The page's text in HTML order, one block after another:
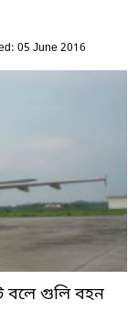
05 June 2016
বলে গুলি বহন